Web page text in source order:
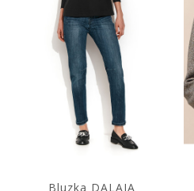
Bluzka DALAJA